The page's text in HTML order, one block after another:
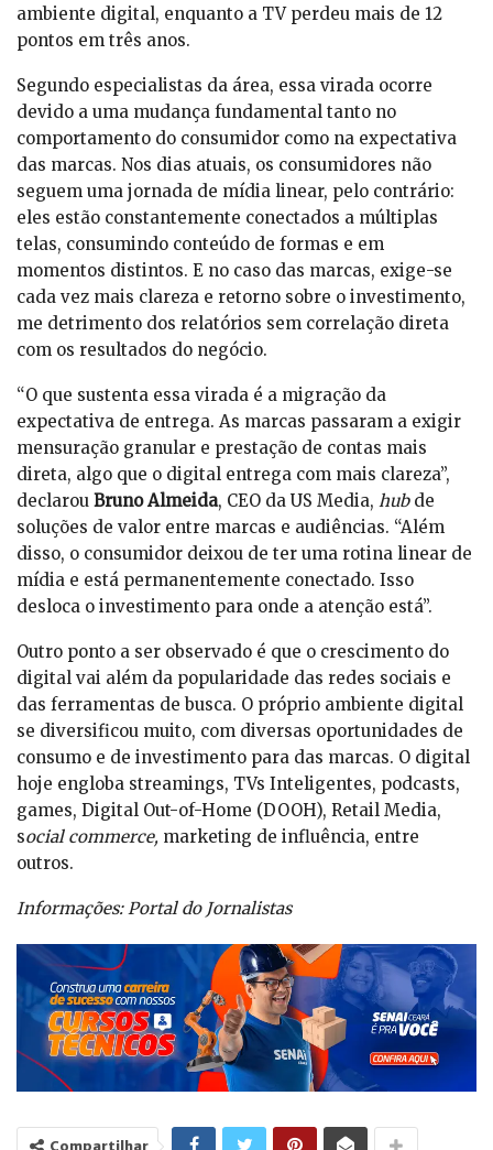
ambiente digital, enquanto a TV perdeu mais de 12
pontos em três anos.
Segundo especialistas da área, essa virada ocorre
devido a uma mudança fundamental tanto no
comportamento do consumidor como na expectativa
das marcas. Nos dias atuais, os consumidores não
seguem uma jornada de mídia linear, pelo contrário:
eles estão constantemente conectados a múltiplas
telas, consumindo conteúdo de formas e em
momentos distintos. E no caso das marcas, exige-se
cada vez mais clareza e retorno sobre o investimento,
me detrimento dos relatórios sem correlação direta
com os resultados do negócio.
“O que sustenta essa virada é a migração da
expectativa de entrega. As marcas passaram a exigir
mensuração granular e prestação de contas mais
direta, algo que o digital entrega com mais clareza”,
declarou Bruno Almeida, CEO da US Media, hubde
soluções de valor entre marcas e audiências. “Além
disso, o consumidor deixou de ter uma rotina linear de
mídia e está permanentemente conectado. Isso
desloca o investimento para onde a atenção está”.
Outro ponto a ser observado é que o crescimento do
digital vai além da popularidade das redes sociais e
das ferramentas de busca. O próprio ambiente digital
se diversificou muito, com diversas oportunidades de
consumo e de investimento para das marcas. O digital
hoje engloba streamings, TVs Inteligentes, podcasts,
games, Digital Out-of-Home (DOOH), Retail Media,
social commerce, marketing de influência, entre
outros.
Informações: Portal do Jornalistas
Compartilhar